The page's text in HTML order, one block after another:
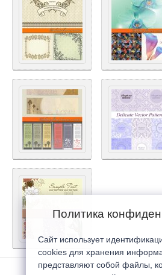
Политика
Сайт использует
cookies для хранения
представляют собой файлы,